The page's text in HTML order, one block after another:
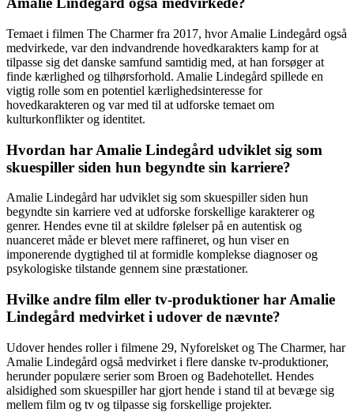
Temaet i filmen The Charmer fra 2017, hvor Amalie Lindegård også
medvirkede, var den indvandrende hovedkarakters kamp for at
tilpasse sig det danske samfund samtidig med, at han forsøger at
finde kærlighed og tilhørsforhold. Amalie Lindegård spillede en
vigtig rolle som en potentiel kærlighedsinteresse for
hovedkarakteren og var med til at udforske temaet om
kulturkonflikter og identitet.
Hvordan har Amalie Lindegård udviklet sig som
skuespiller siden hun begyndte sin karriere?
Amalie Lindegård har udviklet sig som skuespiller siden hun
begyndte sin karriere ved at udforske forskellige karakterer og
genrer. Hendes evne til at skildre følelser på en autentisk og
nuanceret måde er blevet mere raffineret, og hun viser en
imponerende dygtighed til at formidle komplekse diagnoser og
psykologiske tilstande gennem sine præstationer.
Hvilke andre film eller tv-produktioner har Amalie
Lindegård medvirket i udover de nævnte?
Udover hendes roller i filmene 29, Nyforelsket og The Charmer, har
Amalie Lindegård også medvirket i flere danske tv-produktioner,
herunder populære serier som Broen og Badehotellet. Hendes
alsidighed som skuespiller har gjort hende i stand til at bevæge sig
mellem film og tv og tilpasse sig forskellige projekter.